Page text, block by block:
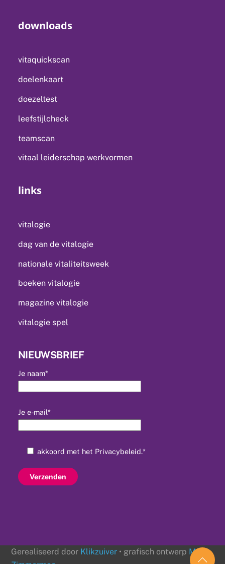
downloads
vitaquickscan
doelenkaart
doezeltest
leefstijlcheck
teamscan
vitaal leiderschap werkvormen
links
vitalogie
dag van de vitalogie
nationale vitaliteitsweek
boeken vitalogie
magazine vitalogie
vitalogie spel
NIEUWSBRIEF
Je naam*
Je e-mail*
akkoord met het Privacybeleid.*
Gerealiseerd door Klikzuiver • grafisch ontwerp Mr